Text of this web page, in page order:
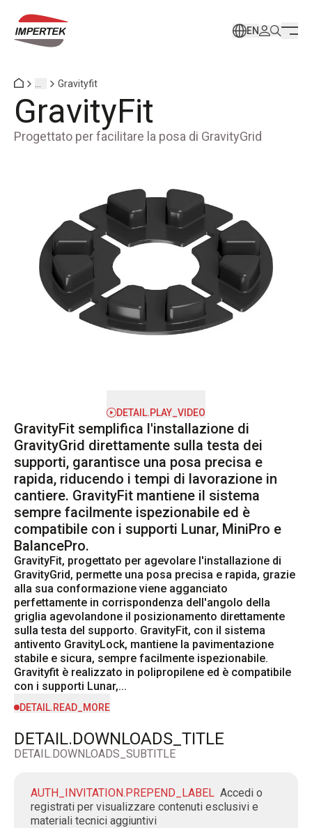
EN
Gravityfit
GravityFit
Progettato per facilitare la posa di GravityGrid
DETAIL.PLAY_VIDEO
GravityFit semplifica l'installazione di
GravityGrid direttamente sulla testa dei
supporti, garantisce una posa precisa e
rapida, riducendo i tempi di lavorazione in
cantiere. GravityFit mantiene il sistema
sempre facilmente ispezionabile ed è
compatibile con i supporti Lunar, MiniPro e
BalancePro.
GravityFit, progettato per agevolare l'installazione di
GravityGrid, permette una posa precisa e rapida, grazie
alla sua conformazione viene agganciato
perfettamente in corrispondenza dell'angolo della
griglia agevolandone il posizionamento direttamente
sulla testa del supporto. GravityFit, con il sistema
antivento GravityLock, mantiene la pavimentazione
stabile e sicura, sempre facilmente ispezionabile.
Gravityfit è realizzato in polipropilene ed è compatibile
con i supporti Lunar,...
DETAIL.READ_MORE
DETAIL.DOWNLOADS_TITLE
DETAIL.DOWNLOADS_SUBTITLE
AUTH_INVITATION.PREPEND_LABEL Accedi o
registrati per visualizzare contenuti esclusivi e
materiali tecnici aggiuntivi